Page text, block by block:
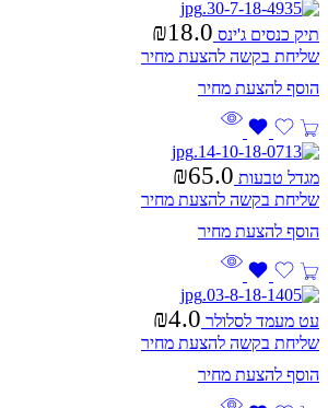
תיק כנסים ג'ינס ₪18.0
שליחת בקשה להצעת מחיר
מגדל טבעות ₪65.0
שליחת בקשה להצעת מחיר
עט מעמד לסלולר ₪4.0
שליחת בקשה להצעת מחיר